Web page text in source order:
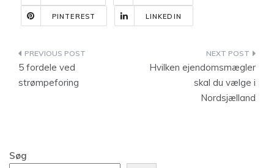
PINTEREST LINKEDIN
Indlægsnavigation
5 fordele ved
strømpeforing
Hvilken ejendomsmægler
skal du vælge i
Nordsjælland
Søg